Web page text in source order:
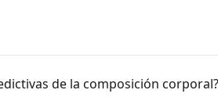
de la composición corporal?